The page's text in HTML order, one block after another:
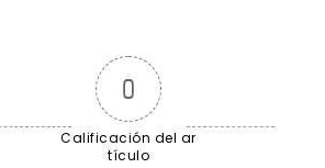
0
Calificación del ar
tículo